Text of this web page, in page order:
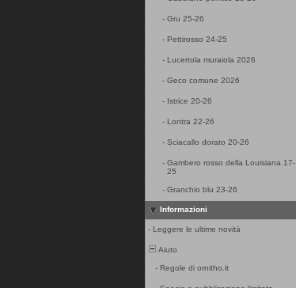
- Gru 25-26
- Pettirosso 24-25
- Lucertola muraiola 2026
- Geco comune 2026
- Istrice 20-26
- Lontra 22-26
- Sciacallo dorato 20-26
- Gambero rosso della Louisiana 17-
25
- Granchio blu 23-26
Informazioni
- Leggere le ultime novità
Aiuto
- Regole di ornitho.it